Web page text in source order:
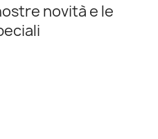
novità e le